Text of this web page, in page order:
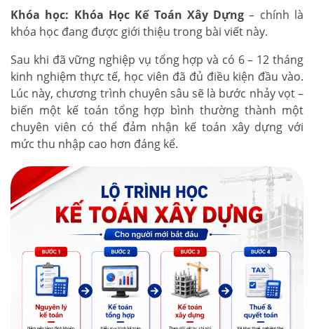
Khóa học: Khóa Học Kế Toán Xây Dựng – chính là
khóa học đang được giới thiệu trong bài viết này.
Sau khi đã vững nghiệp vụ tổng hợp và có 6 – 12 tháng
kinh nghiệm thực tế, học viên đã đủ điều kiện đầu vào.
Lúc này, chương trình chuyên sâu sẽ là bước nhảy vọt –
biến một kế toán tổng hợp bình thường thành một
chuyên viên có thể đảm nhận kế toán xây dựng với
mức thu nhập cao hơn đáng kể.